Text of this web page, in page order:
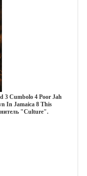
3 Cumbolo 4 Poor Jah
In Jamaica 8 This
"Culture".